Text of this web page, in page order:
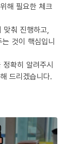
해 필요한 체크
맞춰 진행하고,
것이 핵심입니
확히 알려주시
드리겠습니다.